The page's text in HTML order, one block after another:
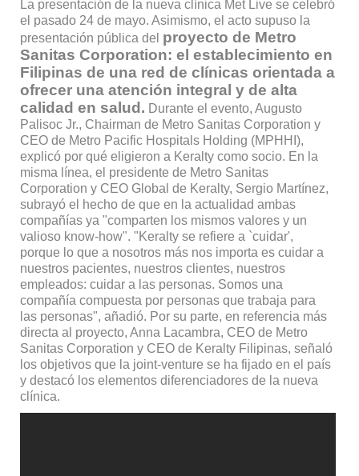
La presentación de la nueva clínica Met Live se celebró
el pasado 24 de mayo. Asimismo, el acto supuso la
presentación pública del proyecto de Metro
Sanitas Corporation: el establecimiento en
Filipinas de una red de clínicas orientada a
ofrecer una atención integral y de alta
calidad en salud. Durante el evento, Augusto
Palisoc Jr., Chairman de Metro Sanitas Corporation y
CEO de Metro Pacific Hospitals Holding (MPHHI),
explicó por qué eligieron a Keralty como socio. En la
misma línea, el presidente de Metro Sanitas
Corporation y CEO Global de Keralty, Sergio Martínez,
subrayó el hecho de que en la actualidad ambas
compañías ya "comparten los mismos valores y un
valioso know-how". "Keralty se refiere a `cuidar',
porque lo que a nosotros más nos importa es cuidar a
nuestros pacientes, nuestros clientes, nuestros
empleados: cuidar a las personas. Somos una
compañía compuesta por personas que trabaja para
las personas", añadió. Por su parte, en referencia más
directa al proyecto, Anna Lacambra, CEO de Metro
Sanitas Corporation y CEO de Keralty Filipinas, señaló
los objetivos que la joint-venture se ha fijado en el país
y destacó los elementos diferenciadores de la nueva
clínica.